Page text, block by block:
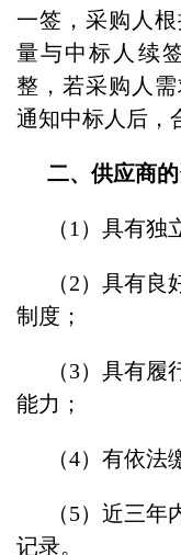
一签，采购人
量与中标人续
整，若采购人
通知中标人后，
二、供应商
（1）具有独
（2）具有
制度；
（3）具有
能力；
（4）有依法
（5）近三
记录。